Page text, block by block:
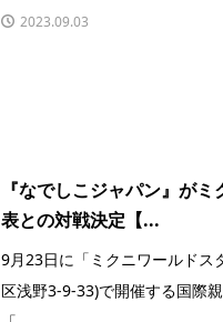
2023.09.03
『なでしこジャパン』が
表との対戦決定【...
9月23日に「ミクニワールドス
区浅野3-9-33)で開催する国際